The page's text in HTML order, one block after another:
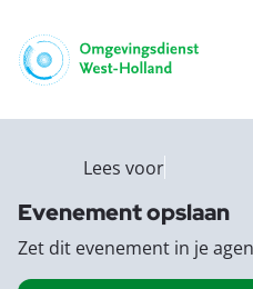
Lees voor
Evenement opslaan
Zet dit evenement in je